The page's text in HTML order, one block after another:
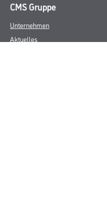
CMS Gruppe
Unternehmen
Aktuelles